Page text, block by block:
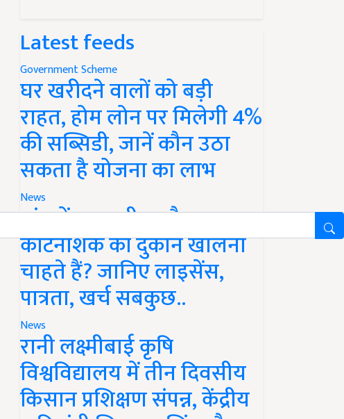
Latest feeds
Government Scheme
घर खरीदने वालों को बड़ी
राहत, होम लोन पर मिलेगी 4%
की सब्सिडी, जानें कौन उठा
सकता है योजना का लाभ
News
गांव में खाद, बीज और
कीटनाशक की दुकान खोलना
चाहते हैं? जानिए लाइसेंस,
पात्रता, खर्च सबकुछ..
News
रानी लक्ष्मीबाई कृषि
विश्वविद्यालय में तीन दिवसीय
किसान प्रशिक्षण संपन्न, केंद्रीय